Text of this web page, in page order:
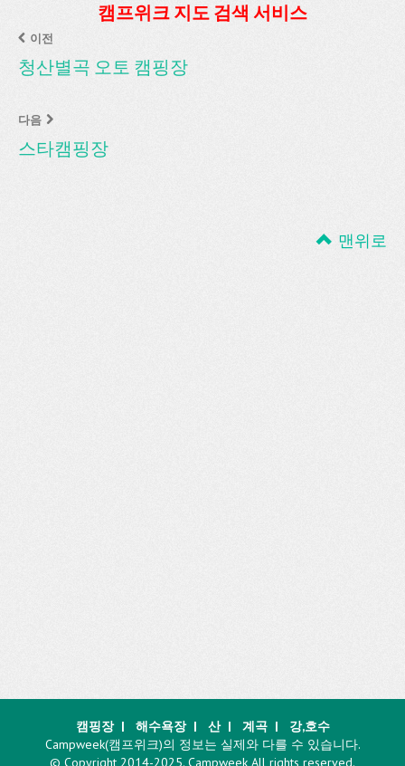
캠프위크 지도 검색 서비스
이전
청산별곡 오토 캠핑장
다음
스타캠핑장
맨위로
캠핑장| 해수욕장| 산| 계곡|
강,호수
Campweek(캠프위크)의 정보는 실제와 다를 수 있습니다.
© Copyright 2014-2025. Campweek All rights reserved.